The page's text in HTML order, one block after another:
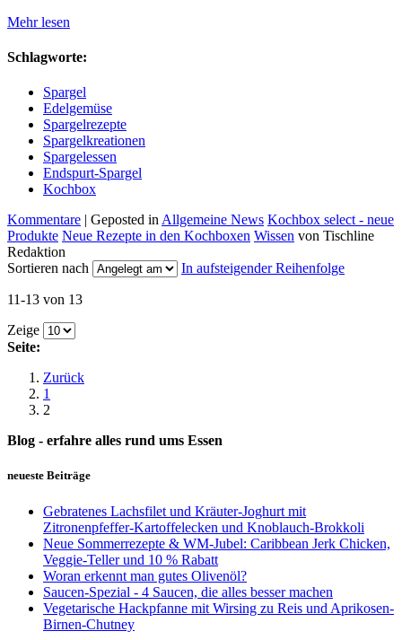
Mehr lesen
Schlagworte:
Spargel
Edelgemüse
Spargelrezepte
Spargelkreationen
Spargelessen
Endspurt-Spargel
Kochbox
Kommentare | Geposted in Allgemeine News Kochbox select - neue
Produkte Neue Rezepte in den Kochboxen Wissen von Tischline
Redaktion
Sortieren nach
In aufsteigender Reihenfolge
11-13 von 13
Zeige
Seite:
Zurück
1
2
Blog - erfahre alles rund ums Essen
neueste Beiträge
Gebratenes Lachsfilet und Kräuter-Joghurt mit
Zitronenpfeffer-Kartoffelecken und Knoblauch-Brokkoli
Neue Sommerrezepte & WM-Jubel: Caribbean Jerk Chicken,
Veggie-Teller und 10 % Rabatt
Woran erkennt man gutes Olivenöl?
Saucen-Spezial - 4 Saucen, die alles besser machen
Vegetarische Hackpfanne mit Wirsing zu Reis und Aprikosen-
Birnen-Chutney